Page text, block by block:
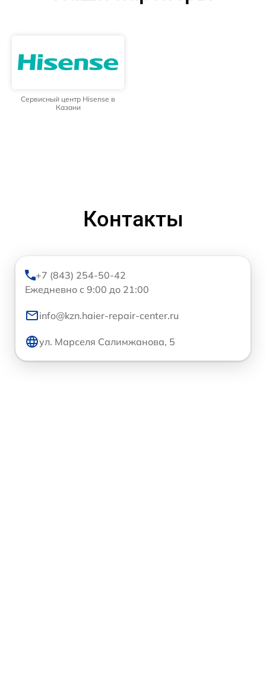
Сервисный центр Hisense в
Казани
Контакты
+7 (843) 254-50-42
Ежедневно с 9:00 до 21:00
info@kzn.haier-repair-center.ru
ул. Марселя Салимжанова, 5